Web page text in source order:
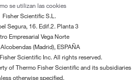
se utilizan las cookies
Fisher Scientific S.L.
Segura, 16. Edif.2. Planta 3
Empresarial Vega Norte
(Madrid), ESPAÑA
Scientific Inc. All rights reserved.
of Thermo Fisher Scientific and its subsidiaries
otherwise specified.